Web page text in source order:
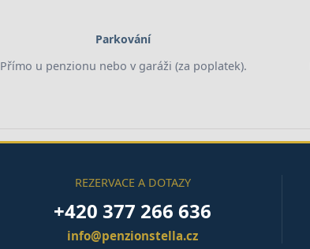
Parkování
Přímo u penzionu nebo v garáži (za poplatek).
REZERVACE A DOTAZY
+420 377 266 636
info@penzionstella.cz